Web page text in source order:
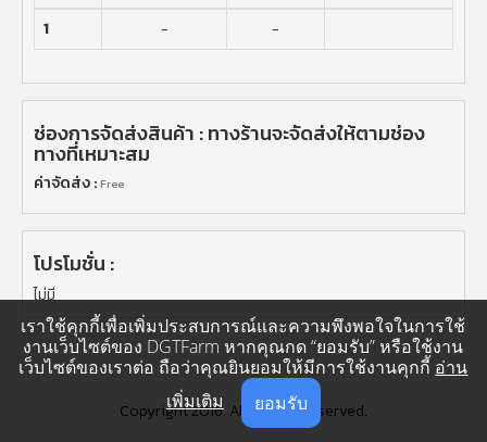
1
- -
ช่องการจัดส่งสินค้า : ทางร้านจะจัดส่งให้ตามช่อง
ทางที่เหมาะสม
ค่าจัดส่ง : Free
โปรโมชั่น :
ไม่มี
เราใช้คุกกี้เพื่อเพิ่มประสบการณ์และความพึงพอใจในการใช้
งานเว็บไซต์ของ DGTFarm หากคุณกด “ยอมรับ” หรือใช้งาน
เว็บไซต์ของเราต่อ ถือว่าคุณยินยอมให้มีการใช้งานคุกกี้ อ่าน
เพิ่มเติม
ยอมรับ
Copyright 2016. All Rights Reserved.